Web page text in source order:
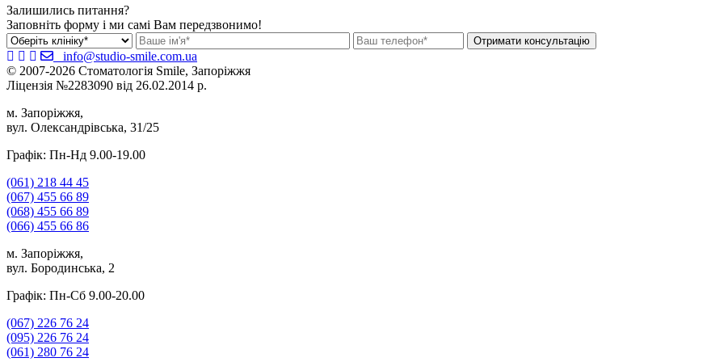
Залишились питання?
Заповніть форму і ми самі Вам передзвонимо!
info@studio-smile.com.ua
© 2007-2026 Стоматологія Smile, Запоріжжя
Ліцензія №2283090 від 26.02.2014 р.
м. Запоріжжя,
вул. Олександрівська, 31/25
Графік: Пн-Нд 9.00-19.00
(061) 218 44 45
(067) 455 66 89
(068) 455 66 89
(066) 455 66 86
м. Запоріжжя,
вул. Бородинська, 2
Графік: Пн-Сб 9.00-20.00
(067) 226 76 24
(095) 226 76 24
(061) 280 76 24